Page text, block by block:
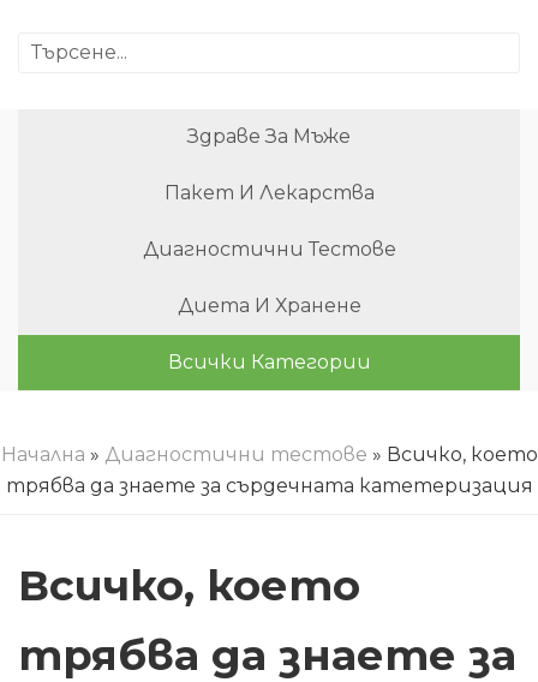
Здраве За Мъже
Пакет И Лекарства
Диагностични Тестове
Диета И Хранене
Всички Категории
Начална » Диагностични тестове » Всичко, което
трябва да знаете за сърдечната катетеризация
Всичко, което
трябва да знаете за